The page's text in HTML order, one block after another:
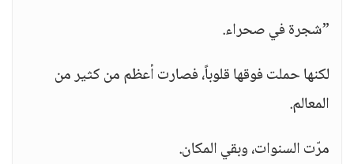
”شجرة في صحراء.
لكنها حملت فوقها قلوباً، فصارت أعظم من كثير من
المعالم.
مرّت السنوات، وبقي المكان.